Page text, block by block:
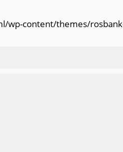
wp-content/themes/